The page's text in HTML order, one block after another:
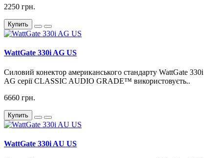
2250 грн.
Купить
WattGate 330i AG US
Силовий конектор американського стандарту WattGate 330i
AG серії CLASSIC AUDIO GRADE™ використовуєть..
6660 грн.
Купить
WattGate 330i AU US